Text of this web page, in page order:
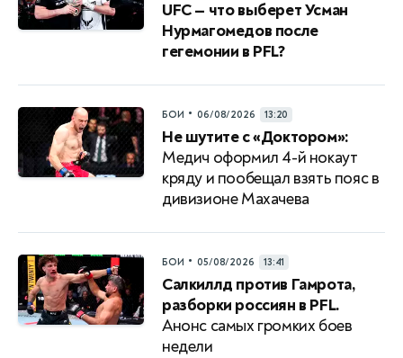
UFC — что выберет Усман
Нурмагомедов после
гегемонии в PFL?
БОИ • 06/08/2026 13:20
Не шутите с «Доктором»:
Медич оформил 4-й нокаут
кряду и пообещал взять пояс в
дивизионе Махачева
БОИ • 05/08/2026 13:41
Салкиллд против Гамрота,
разборки россиян в PFL.
Анонс самых громких боев
недели